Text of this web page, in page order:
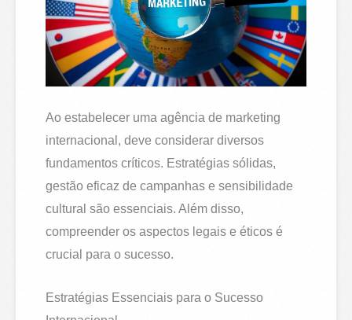
Ao estabelecer uma agência de marketing
internacional, deve considerar diversos
fundamentos críticos. Estratégias sólidas,
gestão eficaz de campanhas e sensibilidade
cultural são essenciais. Além disso,
compreender os aspectos legais e éticos é
crucial para o sucesso.
Estratégias Essenciais para o Sucesso